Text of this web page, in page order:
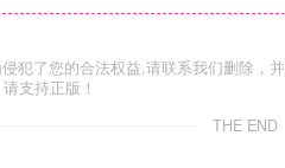
犯了您的合法权益,请联系我们删除
支持正版！
THE END